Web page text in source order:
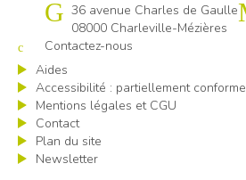
Cap emploi 08
36 avenue Charles de Gaulle
08000 Charleville-Mézières
Contactez-nous
Aides
Accessibilité : partiellement conforme
Mentions légales et CGU
Contact
Plan du site
Newsletter